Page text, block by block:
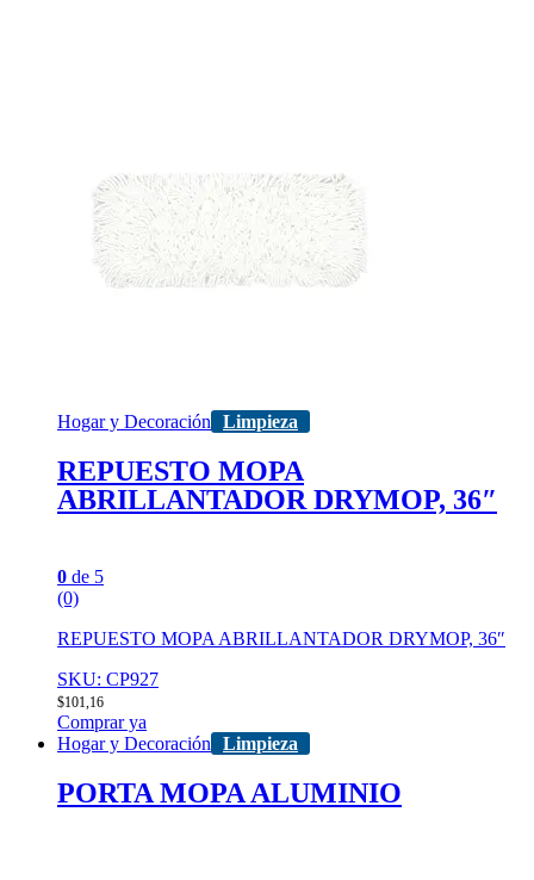
Hogar y Decoración Limpieza
REPUESTO MOPA
ABRILLANTADOR DRYMOP, 36″
0 de 5
(0)
REPUESTO MOPA ABRILLANTADOR DRYMOP, 36″
SKU: CP927
$101,16
Comprar ya
Hogar y Decoración
Limpieza
PORTA MOPA ALUMINIO